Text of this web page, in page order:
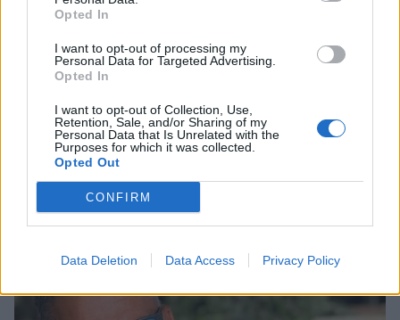
Opted In
I want to opt-out of processing my
Personal Data for Targeted Advertising.
Opted In
I want to opt-out of Collection, Use,
Retention, Sale, and/or Sharing of my
Personal Data that Is Unrelated with the
Purposes for which it was collected.
Opted Out
CONFIRM
Data Deletion Data Access Privacy Policy
Ελένη Φωτοπούλου: Η δημόσια ερωτική
εξομολόγηση στον Άκη Παυλόπουλο για τη
γιορτή του – «Είναι ο φύλακας άγγελος όσων
βρίσκονται κοντά του»